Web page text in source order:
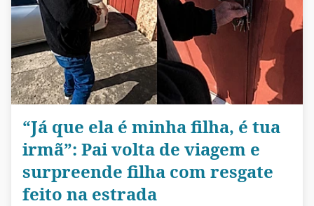
“Já que ela é minha filha, é tua
irmã”: Pai volta de viagem e
surpreende filha com resgate
feito na estrada